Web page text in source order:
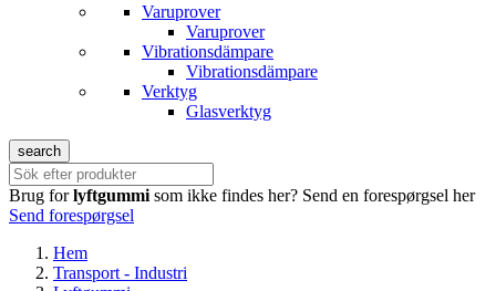
Varuprover
Varuprover
Vibrationsdämpare
Vibrationsdämpare
Verktyg
Glasverktyg
search
Brug forlyftgummi som ikke findes her? Send en forespørgsel her
Send forespørgsel
Hem
Transport - Industri